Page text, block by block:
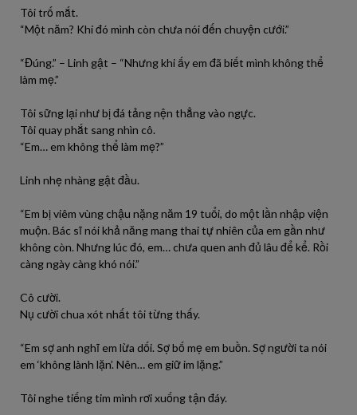
Tôi trố mắt.
“Một năm? Khi đó mình còn chưa nói đến chuyện cưới.”
“Đúng.” – Linh gật – “Nhưng khi ấy em đã biết mình không thể
làm mẹ.”
Tôi sững lại như bị đá tảng nện thẳng vào ngực.
Tôi quay phắt sang nhìn cô.
“Em… em không thể làm mẹ?”
Linh nhẹ nhàng gật đầu.
“Em bị viêm vùng chậu nặng năm 19 tuổi, do một lần nhập viện
muộn. Bác sĩ nói khả năng mang thai tự nhiên của em gần như
không còn. Nhưng lúc đó, em… chưa quen anh đủ lâu để kể. Rồi
càng ngày càng khó nói.”
Cô cười.
Nụ cười chua xót nhất tôi từng thấy.
“Em sợ anh nghĩ em lừa dối. Sợ bố mẹ em buồn. Sợ người ta nói
em ‘không lành lặn’. Nên… em giữ im lặng.”
Tôi nghe tiếng tim mình rơi xuống tận đáy.